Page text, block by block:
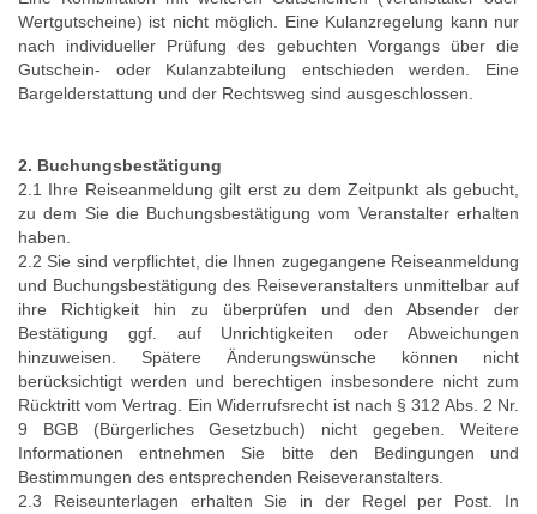
Wertgutscheine) ist nicht möglich. Eine Kulanzregelung kann nur
nach individueller Prüfung des gebuchten Vorgangs über die
Gutschein- oder Kulanzabteilung entschieden werden. Eine
Bargelderstattung und der Rechtsweg sind ausgeschlossen.
2. Buchungsbestätigung
2.1 Ihre Reiseanmeldung gilt erst zu dem Zeitpunkt als gebucht,
zu dem Sie die Buchungsbestätigung vom Veranstalter erhalten
haben.
2.2 Sie sind verpflichtet, die Ihnen zugegangene Reiseanmeldung
und Buchungsbestätigung des Reiseveranstalters unmittelbar auf
ihre Richtigkeit hin zu überprüfen und den Absender der
Bestätigung ggf. auf Unrichtigkeiten oder Abweichungen
hinzuweisen. Spätere Änderungswünsche können nicht
berücksichtigt werden und berechtigen insbesondere nicht zum
Rücktritt vom Vertrag. Ein Widerrufsrecht ist nach § 312 Abs. 2 Nr.
9 BGB (Bürgerliches Gesetzbuch) nicht gegeben. Weitere
Informationen entnehmen Sie bitte den Bedingungen und
Bestimmungen des entsprechenden Reiseveranstalters.
2.3 Reiseunterlagen erhalten Sie in der Regel per Post. In